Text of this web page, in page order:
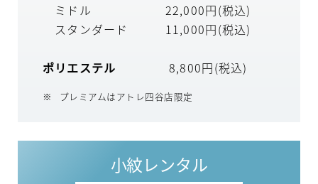
ミドル 22,000円(税込)
スタンダード 11,000円(税込)
ポリエステル 8,800円(税込)
プレミアムはアトレ四谷店限定
小紋レンタル